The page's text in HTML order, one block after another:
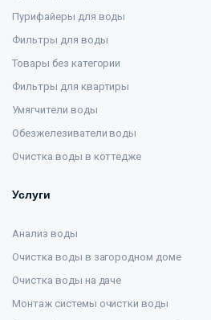
Пурифайеры для воды
Фильтры для воды
Товары без категории
Фильтры для квартиры
Умягчители воды
Обезжелезиватели воды
Очистка воды в коттедже
Услуги
Анализ воды
Очистка воды в загородном доме
Очистка воды на даче
Монтаж системы очистки воды